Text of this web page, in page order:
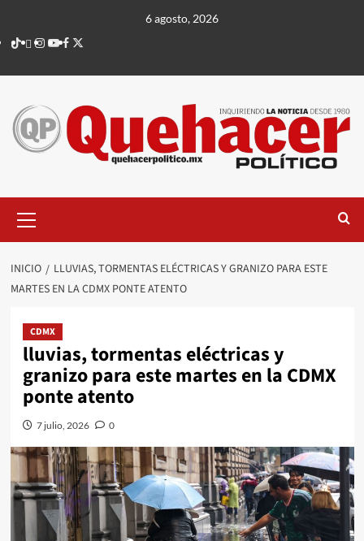
contenido
6 agosto, 2026
TikTok
threads
Instagram
Youtube
Facebook
X
principal
INICIO
LLUVIAS, TORMENTAS ELÉCTRICAS Y GRANIZO PARA ESTE
MARTES EN LA CDMX PONTE ATENTO
CDMX
lluvias, tormentas eléctricas y
granizo para este martes en la CDMX
ponte atento
7 julio, 2026 0